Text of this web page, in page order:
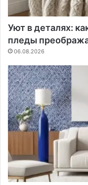
Уют в деталях:
пледы
06.08.2026